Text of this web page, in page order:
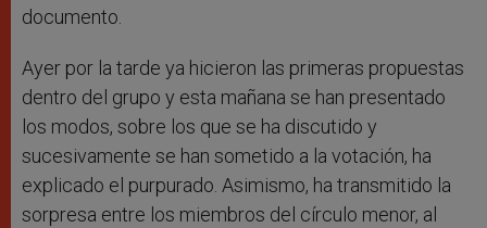
documento.
Ayer por la tarde ya hicieron las primeras propuestas
dentro del grupo y esta mañana se han presentado
los modos, sobre los que se ha discutido y
sucesivamente se han sometido a la votación, ha
explicado el purpurado. Asimismo, ha transmitido la
sorpresa entre los miembros del círculo menor, al